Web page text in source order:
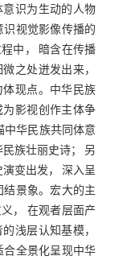
识为生动的人物
视觉影像传播的
中， 暗含在传播
之处迸发出来，
现点。中华民族
影视创作主体争
中华民族共同体意
族壮丽史诗； 另
变出发， 深入呈
景象。宏大的主
， 在观者层面产
浅层认知基模，
合全景化呈现中华